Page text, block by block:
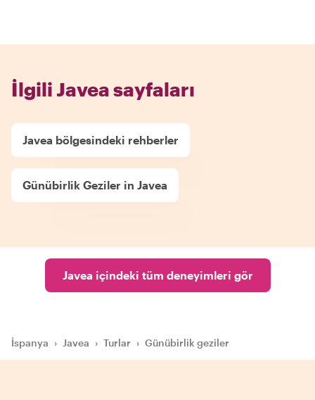
İlgili Javea sayfaları
Javea bölgesindeki rehberler
Günübirlik Geziler in Javea
Javea içindeki tüm deneyimleri gör
İspanya › Javea › Turlar › Günübirlik geziler